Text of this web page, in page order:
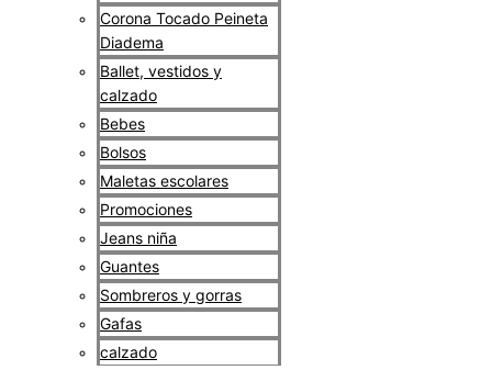
Corona Tocado Peineta
Diadema
Ballet, vestidos y
calzado
Bebes
Bolsos
Maletas escolares
Promociones
Jeans niña
Guantes
Sombreros y gorras
Gafas
calzado